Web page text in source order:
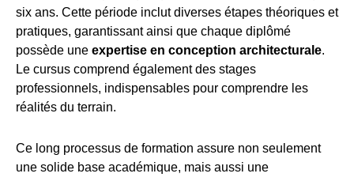
six ans. Cette période inclut diverses étapes théoriques et
pratiques, garantissant ainsi que chaque diplômé
possède une expertise en conception architecturale.
Le cursus comprend également des stages
professionnels, indispensables pour comprendre les
réalités du terrain.
Ce long processus de formation assure non seulement
une solide base académique, mais aussi une